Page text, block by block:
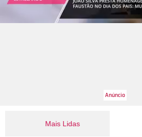
Mais Lidas